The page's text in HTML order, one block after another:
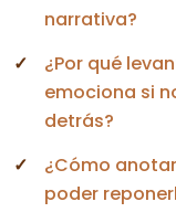
narrativa?
¿Por qué
emociona si
detrás?
¿Cómo
poder